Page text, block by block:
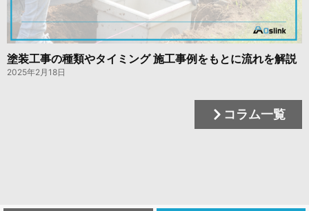
塗装工事の種類やタイミング 施工事例をもとに流れを解説
2025年2月18日
コラム一覧